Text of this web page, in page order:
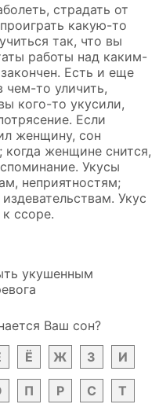
страдать от
какую-то
так, что вы
работы над каким-
Есть и еще
чем-то уличить,
кого-то укусили,
Если
женщину, сон
когда женщине снится,
Укусы
неприятностям;
Укус
ссоре.
укушенным
Ваш сон?
Ё Ж З И
П Р С Т